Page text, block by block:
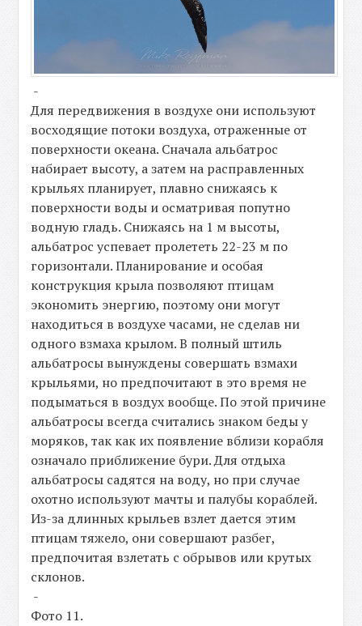
-
Для передвижения в воздухе они используют
восходящие потоки воздуха, отраженные от
поверхности океана. Сначала альбатрос
набирает высоту, а затем на расправленных
крыльях планирует, плавно снижаясь к
поверхности воды и осматривая попутно
водную гладь. Снижаясь на 1 м высоты,
альбатрос успевает пролететь 22-23 м по
горизонтали. Планирование и особая
конструкция крыла позволяют птицам
экономить энергию, поэтому они могут
находиться в воздухе часами, не сделав ни
одного взмаха крылом. В полный штиль
альбатросы вынуждены совершать взмахи
крыльями, но предпочитают в это время не
подыматься в воздух вообще. По этой причине
альбатросы всегда считались знаком беды у
моряков, так как их появление вблизи корабля
означало приближение бури. Для отдыха
альбатросы садятся на воду, но при случае
охотно используют мачты и палубы кораблей.
Из-за длинных крыльев взлет дается этим
птицам тяжело, они совершают разбег,
предпочитая взлетать с обрывов или крутых
склонов.
-
Фото 11.